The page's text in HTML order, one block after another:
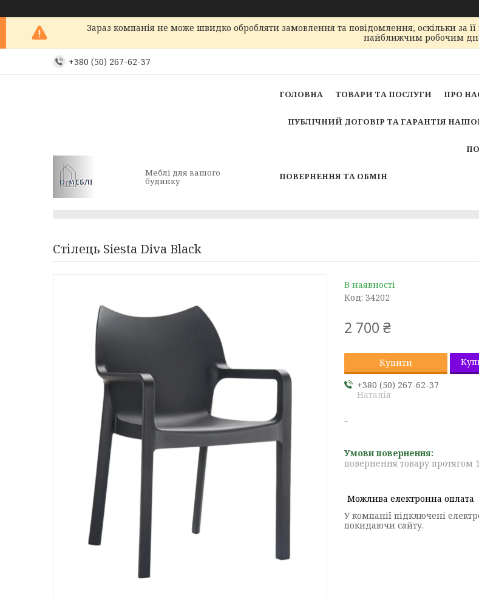
Зараз компанія не може швидко обробляти замовлення та повідомлення, оскільки за
найближчим робочим
+380 (50) 267-62-37
Меблі для вашого
будинку
ГОЛОВНА ТОВАРИ ТА ПОСЛУГИ ПРО
ПУБЛІЧНИЙ ДОГОВІР ТА ГАРАНТІЯ
ПОВЕРНЕННЯ ТА ОБМІН
Стілець Siesta Diva Black
В наявності
Код: 34202
2 700 ₴
Купити
+380 (50) 267-62-37
Наталія
повернення товару протягом
У компанії підключені
покидаючи сайту.